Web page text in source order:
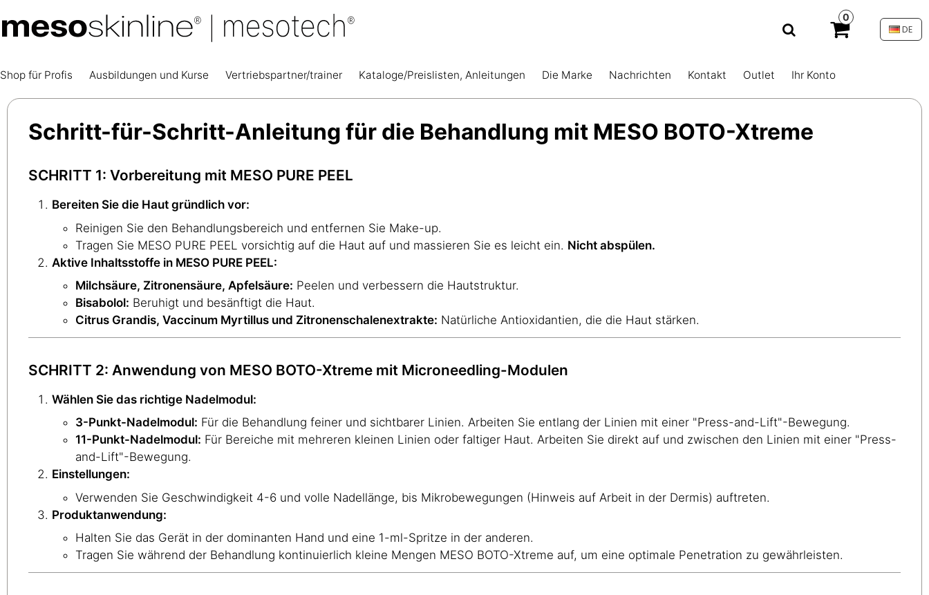
0
DE
Shop für Profis Ausbildungen und Kurse Vertriebspartner/trainer Kataloge/Preislisten, Anleitungen Die Marke Nachrichten Kontakt Outlet Ihr Konto
Schritt-für-Schritt-Anleitung für die Behandlung mit MESO BOTO-Xtreme
SCHRITT 1: Vorbereitung mit MESO PURE PEEL
Bereiten Sie die Haut gründlich vor:
Reinigen Sie den Behandlungsbereich und entfernen Sie Make-up.
Tragen Sie MESO PURE PEEL vorsichtig auf die Haut auf und massieren Sie es leicht ein. Nicht abspülen.
Aktive Inhaltsstoffe in MESO PURE PEEL:
Milchsäure, Zitronensäure, Apfelsäure: Peelen und verbessern die Hautstruktur.
Bisabolol: Beruhigt und besänftigt die Haut.
Citrus Grandis, Vaccinum Myrtillus und Zitronenschalenextrakte: Natürliche Antioxidantien, die die Haut stärken.
SCHRITT 2: Anwendung von MESO BOTO-Xtreme mit Microneedling-Modulen
Wählen Sie das richtige Nadelmodul:
3-Punkt-Nadelmodul: Für die Behandlung feiner und sichtbarer Linien. Arbeiten Sie entlang der Linien mit einer "Press-and-Lift"-Bewegung.
11-Punkt-Nadelmodul: Für Bereiche mit mehreren kleinen Linien oder faltiger Haut. Arbeiten Sie direkt auf und zwischen den Linien mit einer "Press-
and-Lift"-Bewegung.
Einstellungen:
Verwenden Sie Geschwindigkeit 4-6 und volle Nadellänge, bis Mikrobewegungen (Hinweis auf Arbeit in der Dermis) auftreten.
Produktanwendung:
Halten Sie das Gerät in der dominanten Hand und eine 1-ml-Spritze in der anderen.
Tragen Sie während der Behandlung kontinuierlich kleine Mengen MESO BOTO-Xtreme auf, um eine optimale Penetration zu gewährleisten.